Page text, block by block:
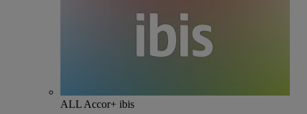
ALL Accor+ ibis